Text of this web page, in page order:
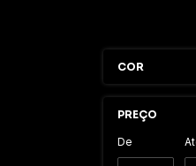
COR
PREÇO
De